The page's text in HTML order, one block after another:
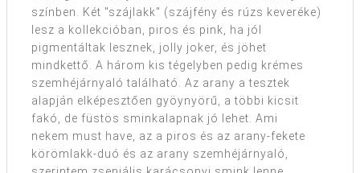
színben. Két "szájlakk" (szájfény és rúzs keveréke)
lesz a kollekcióban, piros és pink, ha jól
pigmentáltak lesznek, jolly joker, és jöhet
mindkettő. A három kis tégelyben pedig krémes
szemhéjárnyaló található. Az arany a tesztek
alapján elképesztően gyöynyörű, a többi kicsit
fakó, de füstös sminkalapnak jó lehet. Ami
nekem must have, az a piros és az arany-fekete
körömlakk-duó és az arany szemhéjárnyaló,